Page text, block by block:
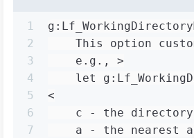
1
2
3
4
5
6
7
This option
    e.g., >
let
<
c - the
a - the nearest